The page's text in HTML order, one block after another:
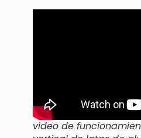
video de